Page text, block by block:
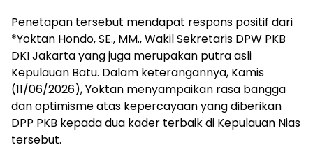
Penetapan tersebut mendapat respons positif dari
*Yoktan Hondo, SE., MM., Wakil Sekretaris DPW PKB
DKI Jakarta yang juga merupakan putra asli
Kepulauan Batu. Dalam keterangannya, Kamis
(11/06/2026), Yoktan menyampaikan rasa bangga
dan optimisme atas kepercayaan yang diberikan
DPP PKB kepada dua kader terbaik di Kepulauan Nias
tersebut.